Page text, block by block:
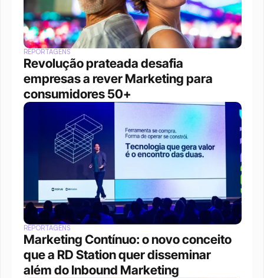
REPORTAGENS
Revolução prateada desafia
empresas a rever Marketing para
consumidores 50+
REPORTAGENS
Marketing Contínuo: o novo conceito
que a RD Station quer disseminar
além do Inbound Marketing